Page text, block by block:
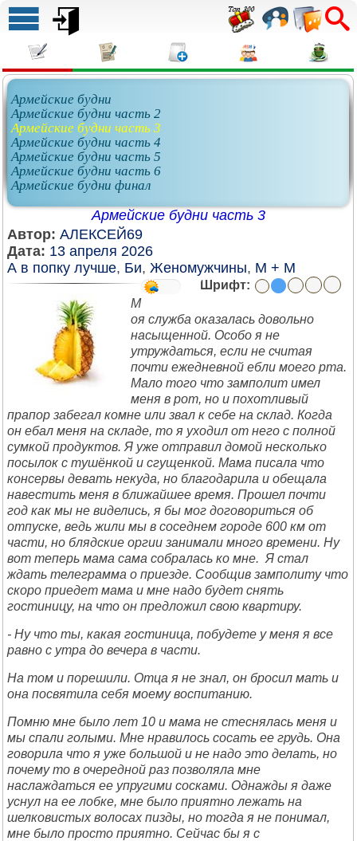
Армейские будни
Армейские будни часть 2
Армейские будни часть 3
Армейские будни часть 4
Армейские будни часть 5
Армейские будни часть 6
Армейские будни финал
Армейские будни часть 3
Автор: АЛЕКСЕЙ69
Дата: 13 апреля 2026
А в попку лучше, Би, Женомужчины, М + М
Шрифт:
М
оя служба оказалась довольно
насыщенной. Особо я не
утруждаться, если не считая
почти ежедневной ебли моего рта.
Мало того что замполит имел
меня в рот, но и похотливый
прапор забегал комне или звал к себе на склад. Когда
он ебал меня на складе, то я уходил от него с полной
сумкой продуктов. Я уже отправил домой несколько
посылок с тушёнкой и сгущенкой. Мама писала что
консервы девать некуда, но благодарила и обещала
навестить меня в ближайшее время. Прошел почти
год как мы не виделись, я бы мог договориться об
отпуске, ведь жили мы в соседнем городе 600 км от
части, но блядские оргии занимали много времени. Ну
вот теперь мама сама собралась ко мне. Я стал
ждать телеграмма о приезде. Сообщив замполиту что
скоро приедет мама и мне надо будет снять
гостиницу, на что он предложил свою квартиру.
- Ну что ты, какая гостиница, побудете у меня я все
равно с утра до вечера в части.
На том и порешили. Отца я не знал, он бросил мать и
она посвятила себя моему воспитанию.
Помню мне было лет 10 и мама не стеснялась меня и
мы спали голыми. Мне нравилось сосать ее грудь. Она
говорила что я уже большой и не надо это делать, но
почему то в очередной раз позволяла мне
наслаждаться ее упругими сосками. Однажды я даже
уснул на ее лобке, мне было приятно лежать на
шелковистых волосах пизды, но тогда я не понимал,
мне было просто приятно. Сейчас бы я с